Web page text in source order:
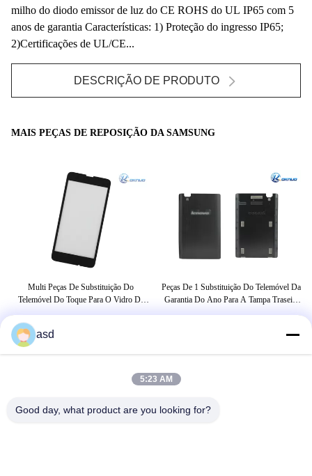
milho do diodo emissor de luz do CE ROHS do UL IP65 com 5
anos de garantia Características: 1) Proteção do ingresso IP65;
2)Certificações de UL/CE...
DESCRIÇÃO DE PRODUTO
MAIS PEÇAS DE REPOSIÇÃO DA SAMSUNG
Multi Peças De Substituição Do
Telemóvel Do Toque Para O Vidro Da
Peças De 1 Substituição Do Telemóvel Da
Garantia Do Ano Para A Tampa Traseira
ETIQUETAS
peças sobresselentes de Samsung
bulbo conduzido da espiga de milho
asd
5:23 AM
Good day, what product are you looking for?